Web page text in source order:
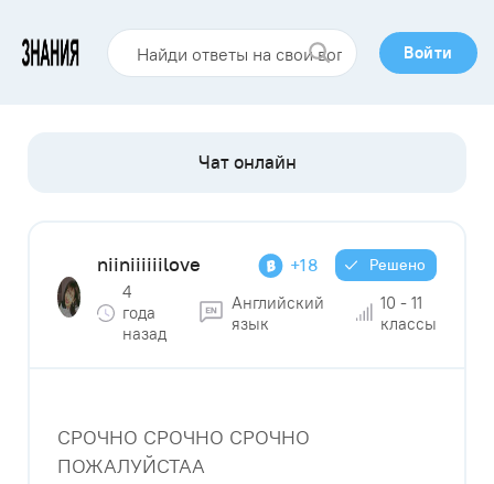
Войти
niiniiiiiilove +18 Решено
4
года
назад
Английский
язык
10 - 11
классы
СРОЧНО СРОЧНО СРОЧНО
ПОЖАЛУЙСТАА ​